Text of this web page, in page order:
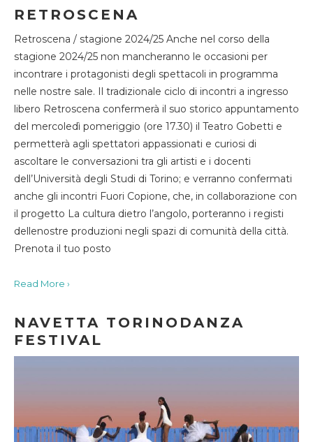
RETROSCENA
Retroscena / stagione 2024/25 Anche nel corso della
stagione 2024/25 non mancheranno le occasioni per
incontrare i protagonisti degli spettacoli in programma
nelle nostre sale. Il tradizionale ciclo di incontri a ingresso
libero Retroscena confermerà il suo storico appuntamento
del mercoledì pomeriggio (ore 17.30) il Teatro Gobetti e
permetterà agli spettatori appassionati e curiosi di
ascoltare le conversazioni tra gli artisti e i docenti
dell’Università degli Studi di Torino; e verranno confermati
anche gli incontri Fuori Copione, che, in collaborazione con
il progetto La cultura dietro l’angolo, porteranno i registi
dellenostre produzioni negli spazi di comunità della città.
Prenota il tuo posto
Read More ›
NAVETTA TORINODANZA
FESTIVAL